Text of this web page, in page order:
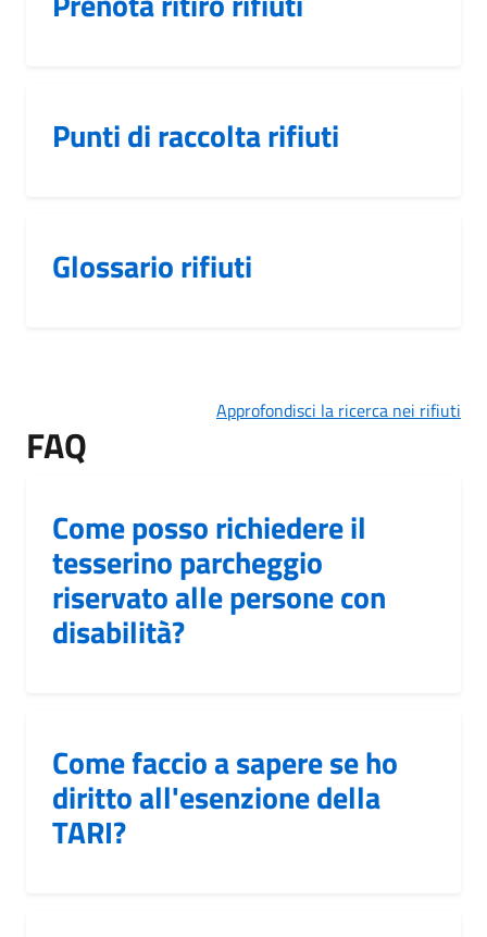
Punti di raccolta rifiuti
Glossario rifiuti
Approfondisci la ricerca nei rifiuti
FAQ
Come posso richiedere il
tesserino parcheggio
riservato alle persone con
disabilità?
Come faccio a sapere se ho
diritto all'esenzione della
TARI?